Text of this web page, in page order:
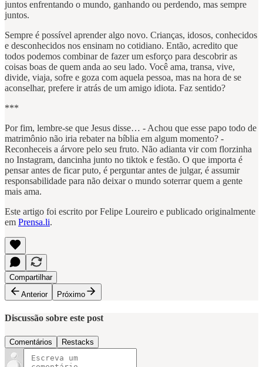
juntos enfrentando o mundo, ganhando ou perdendo, mas sempre
juntos.
Sempre é possível aprender algo novo. Crianças, idosos, conhecidos
e desconhecidos nos ensinam no cotidiano. Então, acredito que
todos podemos combinar de fazer um esforço para descobrir as
coisas boas de quem anda ao seu lado. Você ama, transa, vive,
divide, viaja, sofre e goza com aquela pessoa, mas na hora de se
aconselhar, prefere ir atrás de um amigo idiota. Faz sentido?
***
Por fim, lembre-se que Jesus disse… - Achou que esse papo todo de
matrimônio não iria rebater na bíblia em algum momento? -
Reconheceis a árvore pelo seu fruto. Não adianta vir com florzinha
no Instagram, dancinha junto no tiktok e festão. O que importa é
pensar antes de ficar puto, é perguntar antes de julgar, é assumir
responsabilidade para não deixar o mundo soterrar quem a gente
mais ama.
Este artigo foi escrito por Felipe Loureiro e publicado originalmente
em Prensa.li.
Compartilhar
Anterior
Próximo
Discussão sobre este post
Comentários Restacks